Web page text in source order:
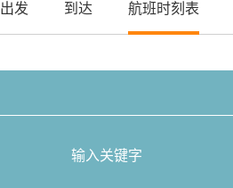
出发 到达 航班时刻表